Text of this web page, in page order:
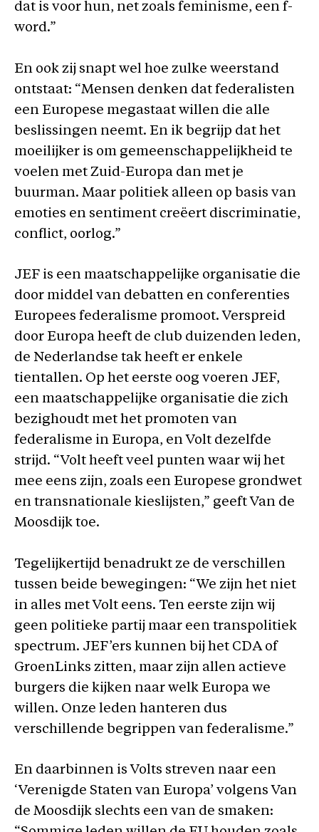
dat is voor hun, net zoals feminisme, een f-
word.”
En ook zij snapt wel hoe zulke weerstand
ontstaat: “Mensen denken dat federalisten
een Europese megastaat willen die alle
beslissingen neemt. En ik begrijp dat het
moeilijker is om gemeenschappelijkheid te
voelen met Zuid-Europa dan met je
buurman. Maar politiek alleen op basis van
emoties en sentiment creëert discriminatie,
conflict, oorlog.”
JEF is een maatschappelijke organisatie die
door middel van debatten en conferenties
Europees federalisme promoot. Verspreid
door Europa heeft de club duizenden leden,
de Nederlandse tak heeft er enkele
tientallen. Op het eerste oog voeren JEF,
een maatschappelijke organisatie die zich
bezighoudt met het promoten van
federalisme in Europa, en Volt dezelfde
strijd. “Volt heeft veel punten waar wij het
mee eens zijn, zoals een Europese grondwet
en transnationale kieslijsten,” geeft Van de
Moosdijk toe.
Tegelijkertijd benadrukt ze de verschillen
tussen beide bewegingen: “We zijn het niet
in alles met Volt eens. Ten eerste zijn wij
geen politieke partij maar een transpolitiek
spectrum. JEF’ers kunnen bij het CDA of
GroenLinks zitten, maar zijn allen actieve
burgers die kijken naar welk Europa we
willen. Onze leden hanteren dus
verschillende begrippen van federalisme.”
En daarbinnen is Volts streven naar een
‘Verenigde Staten van Europa’ volgens Van
de Moosdijk slechts een van de smaken: